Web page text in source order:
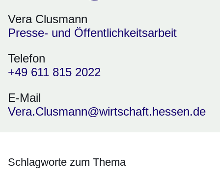
Vera Clusmann
Presse- und Öffentlichkeitsarbeit
Telefon
+49 611 815 2022
E-Mail
Vera.Clusmann@wirtschaft.hessen.de
Schlagworte zum Thema